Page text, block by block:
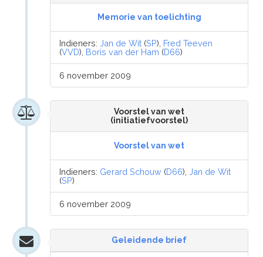
Memorie van toelichting
Indieners:Jan de Wit (SP), Fred Teeven
(VVD), Boris van der Ham (D66)
6 november 2009
Voorstel van wet
(initiatiefvoorstel)
Voorstel van wet
Indieners: Gerard Schouw (D66),Jan de Wit
(SP)
6 november 2009
Geleidende brief